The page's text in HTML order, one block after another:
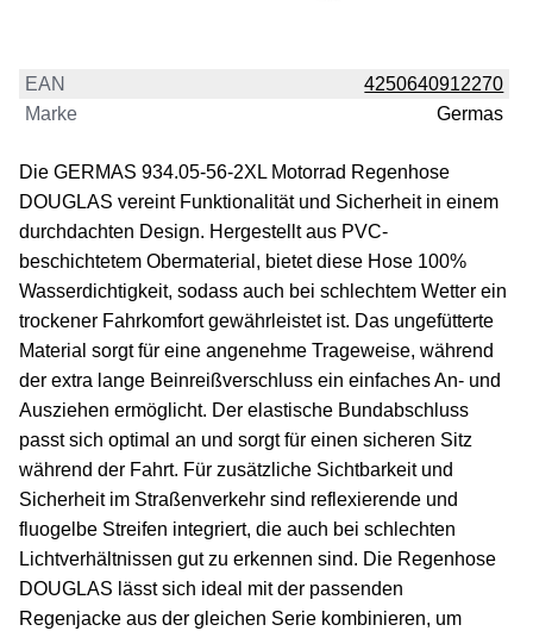
EAN
4250640912270
Marke
Germas
Die GERMAS 934.05-56-2XL Motorrad Regenhose
DOUGLAS vereint Funktionalität und Sicherheit in einem
durchdachten Design. Hergestellt aus PVC-
beschichtetem Obermaterial, bietet diese Hose 100%
Wasserdichtigkeit, sodass auch bei schlechtem Wetter ein
trockener Fahrkomfort gewährleistet ist. Das ungefütterte
Material sorgt für eine angenehme Trageweise, während
der extra lange Beinreißverschluss ein einfaches An- und
Ausziehen ermöglicht. Der elastische Bundabschluss
passt sich optimal an und sorgt für einen sicheren Sitz
während der Fahrt. Für zusätzliche Sichtbarkeit und
Sicherheit im Straßenverkehr sind reflexierende und
fluogelbe Streifen integriert, die auch bei schlechten
Lichtverhältnissen gut zu erkennen sind. Die Regenhose
DOUGLAS lässt sich ideal mit der passenden
Regenjacke aus der gleichen Serie kombinieren, um